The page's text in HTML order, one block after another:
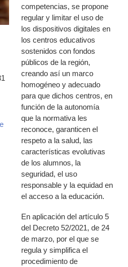
competencias, se propone
regular y limitar el uso de
los dispositivos digitales en
los centros educativos
sostenidos con fondos
públicos de la región,
creando así un marco
homogéneo y adecuado
para que dichos centros, en
función de la autonomía
que la normativa les
reconoce, garanticen el
respeto a la salud, las
características evolutivas
de los alumnos, la
seguridad, el uso
responsable y la equidad en
el acceso a la educación.
En aplicación del artículo 5
del Decreto 52/2021, de 24
de marzo, por el que se
regula y simplifica el
procedimiento de